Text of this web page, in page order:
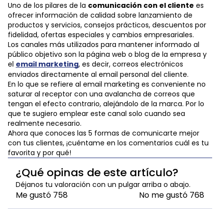
Uno de los pilares de la comunicación con el cliente es
ofrecer información de calidad sobre lanzamiento de
productos y servicios, consejos prácticos, descuentos por
fidelidad, ofertas especiales y cambios empresariales.
Los canales más utilizados para mantener informado al
público objetivo son la página web o blog de la empresa y
el email marketing, es decir, correos electrónicos
enviados directamente al email personal del cliente.
En lo que se refiere al email marketing es conveniente no
saturar al receptor con una avalancha de correos que
tengan el efecto contrario, alejándolo de la marca. Por lo
que te sugiero emplear este canal solo cuando sea
realmente necesario.
Ahora que conoces las 5 formas de comunicarte mejor
con tus clientes, ¡cuéntame en los comentarios cuál es tu
favorita y por qué!
¿Qué opinas de este artículo?
Déjanos tu valoración con un pulgar arriba o abajo.
Me gustó 758 No me gustó 768